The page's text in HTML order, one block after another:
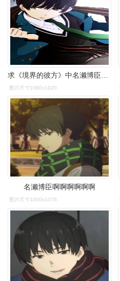
图片尺寸1080x1920
名濑博臣啊啊啊啊啊啊
图片尺寸1000x1076